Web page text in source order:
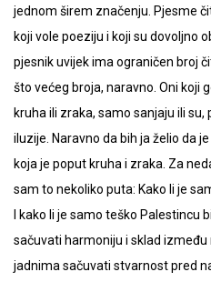
jednom širem značenju. Pjesme
koji vole poeziju i koji su dovoljno
pjesnik uvijek ima ograničen broj
što većeg broja, naravno. Oni koji
kruha ili zraka, samo sanjaju ili
iluzije. Naravno da bih ja želio da
koja je poput kruha i zraka. Za
sam to nekoliko puta: Kako li je
I kako li je samo teško Palestincu
sačuvati harmoniju i sklad između
jadnima sačuvati stvarnost pred